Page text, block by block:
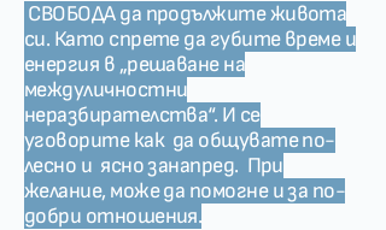
СВОБОДА да продължите живота
си. Като спрете да губите време и
енергия в „решаване на
междуличностни
неразбирателства“. И се
уговорите как да общувате по-
лесно и ясно занапред. При
желание, може да помогне и за по-
добри отношения.